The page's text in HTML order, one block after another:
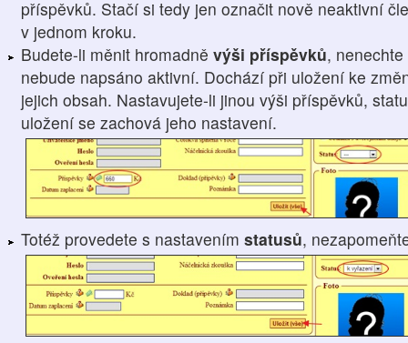
příspěvků. Stačí si tedy jen označit nově neaktivní
v jednom kroku.
Budete-li měnit hromadně výši příspěvků,
nebude napsáno aktivní. Dochází při uložení ke
jejich obsah. Nastavujete-li jinou výši příspěvků,
uložení se zachová jeho nastavení.
Totéž provedete s nastavením statusů,